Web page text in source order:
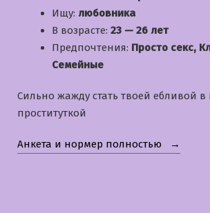
Ищу: любовника
В возрасте: 23 — 26 лет
Предпочтения: Просто секс,
Семейные
Сильно жажду стать твоей ебливой в
проституткой
Анкета и нормер полностью «Марго»